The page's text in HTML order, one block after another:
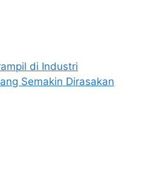
di Industri
Semakin Dirasakan